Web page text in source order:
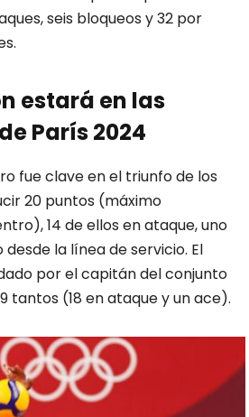
seis bloqueos y 32 por
estará en las
París 2024
fue clave en el triunfo de los
20 puntos (máximo
14 de ellos en ataque, uno
la línea de servicio. El
por el capitán del conjunto
tantos (18 en ataque y un ace).